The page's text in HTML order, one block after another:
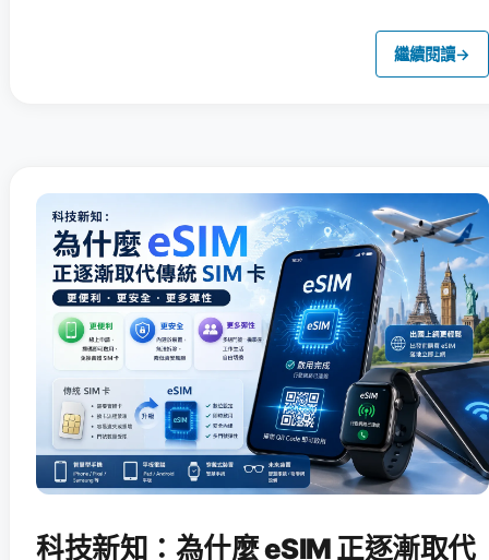
繼續閱讀→
科技新知：為什麼 eSIM 正逐漸取代